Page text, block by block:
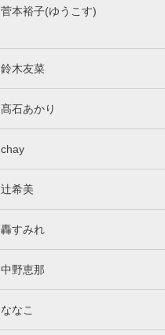
菅本裕子(ゆうこす)
鈴木友菜
髙石あかり
chay
辻希美
轟すみれ
中野恵那
ななこ